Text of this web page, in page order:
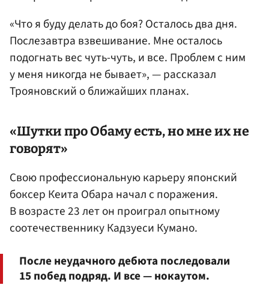
«Что я буду делать до боя? Осталось два дня.
Послезавтра взвешивание. Мне осталось
подогнать вес чуть-чуть, и все. Проблем с ним
у меня никогда не бывает», — рассказал
Трояновский о ближайших планах.
«Шутки про Обаму есть, но мне их не
говорят»
Свою профессиональную карьеру японский
боксер Кеита Обара начал с поражения.
В возрасте 23 лет он проиграл опытному
соотечественнику Кадзуеси Кумано.
После неудачного дебюта последовали
15 побед подряд. И все — нокаутом.